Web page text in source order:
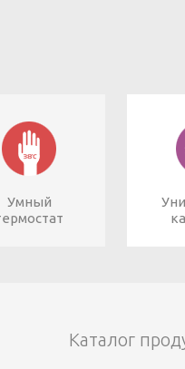
Умный
Каталог